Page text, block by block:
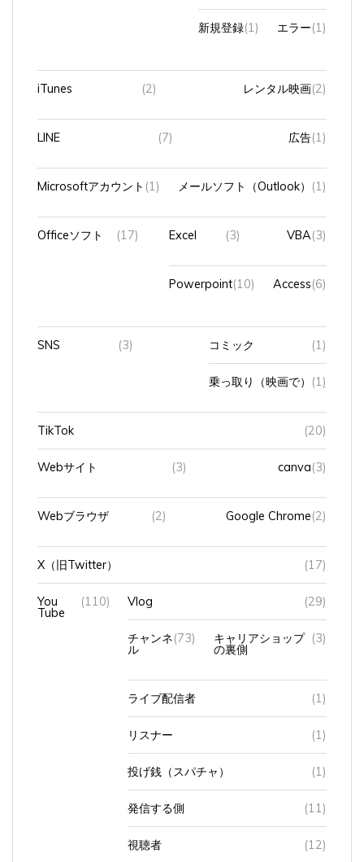
新規登録(1) エラー(1)
iTunes (2) レンタル映画(2)
LINE (7) 広告(1)
Microsoftアカウント(1) メールソフト（Outlook）(1)
Officeソフト (17) Excel (3) VBA(3)
Powerpoint(10) Access(6)
SNS (3) コミック (1)
乗っ取り（映画で）(1)
TikTok (20)
Webサイト (3) canva(3)
Webブラウザ (2) Google Chrome(2)
X（旧Twitter） (17)
You
Tube
(110) Vlog (29)
チャンネ(73) キャリアショップ
の裏側
(3)
ライブ配信者 (1)
リスナー (1)
投げ銭（スパチャ） (1)
発信する側 (11)
視聴者 (12)